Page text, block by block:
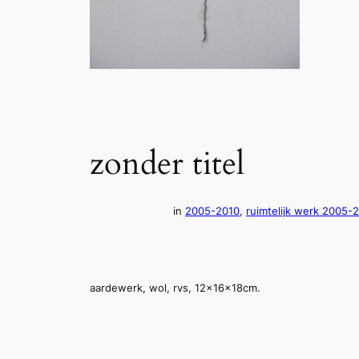
zonder titel
in 2005-2010, ruimtelijk werk 2005-
aardewerk, wol, rvs, 12x16x18cm.